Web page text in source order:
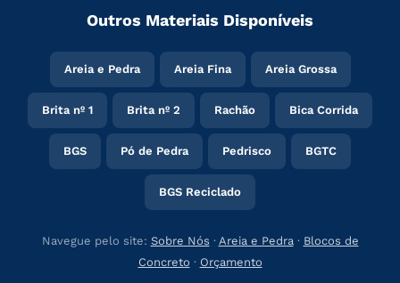
Outros Materiais Disponíveis
Areia e Pedra Areia Fina Areia Grossa
Brita nº 1 Brita nº 2 Rachão Bica Corrida
BGS Pó de Pedra Pedrisco BGTC
BGS Reciclado
Navegue pelo site: Sobre Nós · Areia e Pedra · Blocos de
Concreto · Orçamento